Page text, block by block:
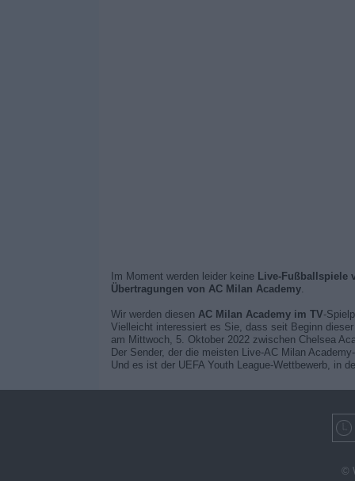
Im Moment werden leider keine Live-Fußballspiele
Übertragungen von AC Milan Academy.
Wir werden diesen AC Milan Academy im TV-
Vielleicht interessiert es Sie, dass seit Beginn
am Mittwoch, 5. Oktober 2022 zwischen Chelsea
Der Sender, der die meisten Live-AC Milan
Und es ist der UEFA Youth League-Wettbewerb, in
©